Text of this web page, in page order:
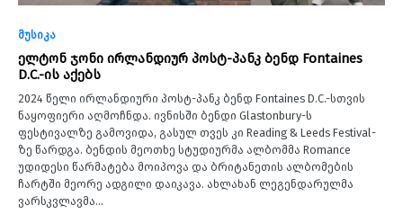
მუსიკა
ელტონ ჯონი ირლანდიურ პოსტ-პანკ ბენდ Fontaines
D.C.-ის აქებს
2024 წელი ირლანდიური პოსტ-პანკ ბენდ Fontaines D.C.-სთვის
ნაყოფიერი აღმოჩნდა. ივნისში ბენდი Glastonbury-ს
ფესტივალზე გამოვიდა, გასულ თვეს კი Reading & Leeds Festival-
ზე წარდგა. ბენდის მეოთხე სტუდიურმა ალბომმა Romance
უდიდესი წარმატება მოიპოვა და ბრიტანეთის ალბომების
ჩარტში მეორე ადგილი დაიკავა. ახლახან ლეგენდარულმა
ვარსკვლავმა…